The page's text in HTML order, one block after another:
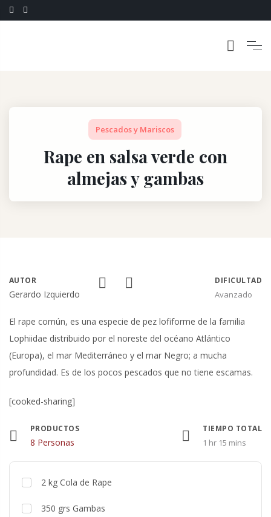
Pescados y Mariscos
Rape en salsa verde con
almejas y gambas
AUTOR
Gerardo Izquierdo
DIFICULTAD
Avanzado
El rape común, es una especie de pez lofiforme de la familia
Lophiidae distribuido por el noreste del océano Atlántico
(Europa), el mar Mediterráneo y el mar Negro; a mucha
profundidad. Es de los pocos pescados que no tiene escamas.
[cooked-sharing]
PRODUCTOS
8 Personas
TIEMPO TOTAL
1 hr 15 mins
2 kg Cola de Rape
350 grs Gambas